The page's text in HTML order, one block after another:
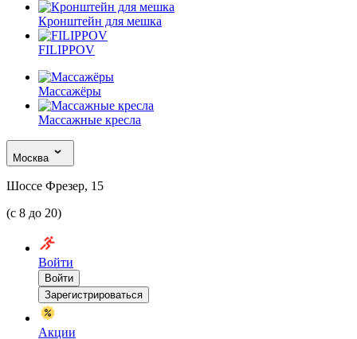
Кронштейн для мешка
FILIPPOV
Массажёры
Массажные кресла
Москва
Шоссе Фрезер, 15
(с 8 до 20)
Войти
Войти
Зарегистрироваться
Акции